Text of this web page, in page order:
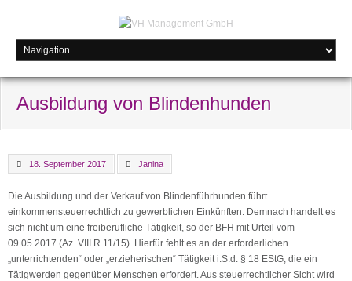
Ausbildung von Blindenhunden
18. September 2017 Janina
Die Ausbildung und der Verkauf von Blindenführhunden führt
einkommensteuerrechtlich zu gewerblichen Einkünften. Demnach handelt es
sich nicht um eine freiberufliche Tätigkeit, so der BFH mit Urteil vom
09.05.2017 (Az. VIII R 11/15). Hierfür fehlt es an der erforderlichen
„unterrichtenden“ oder „erzieherischen“ Tätigkeit i.S.d. § 18 EStG, die ein
Tätigwerden gegenüber Menschen erfordert. Aus steuerrechtlicher Sicht wird